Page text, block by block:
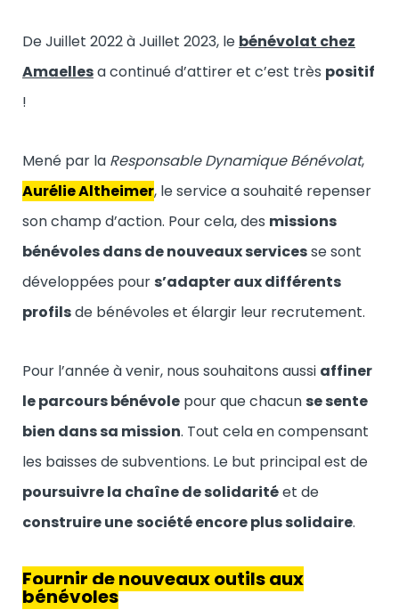
De Juillet 2022 à Juillet 2023, le bénévolat chez
Amaellesa continué d’attirer et c’est très positif
!
Mené par la Responsable Dynamique Bénévolat,
Aurélie Altheimer, le service a souhaité repenser
son champ d’action. Pour cela, des missions
bénévoles dans de nouveaux servicesse sont
développées pour s’adapter aux différents
profilsde bénévoles et élargir leur recrutement.
Pour l’année à venir, nous souhaitons aussi affiner
le parcours bénévole pour que chacun se sente
bien dans sa mission. Tout cela en compensant
les baisses de subventions. Le but principal est de
poursuivre la chaîne de solidaritéet de
construire une société encore plus solidaire.
Fournir de nouveaux outils aux
bénévoles